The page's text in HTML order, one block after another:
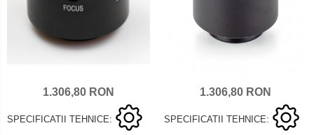
Cleme
Condensator microscop
Filtru Lambda
Filtru Quartz wedge
1.306,80 RON
SPECIFICATII TEHNICE:
1.306,80 RON
SPECIFICATII TEHNICE: